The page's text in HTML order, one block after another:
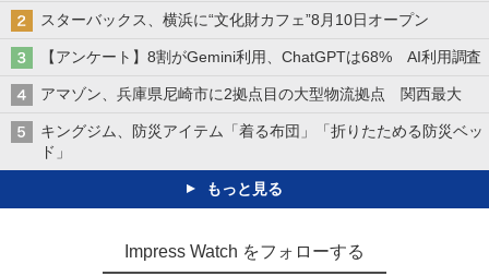
スターバックス、横浜に“文化財カフェ”8月10日オープン
【アンケート】8割がGemini利用、ChatGPTは68% AI利用調査
アマゾン、兵庫県尼崎市に2拠点目の大型物流拠点 関西最大
キングジム、防災アイテム「着る布団」「折りたためる防災ベッ
ド」
もっと見る
Impress Watch をフォローする